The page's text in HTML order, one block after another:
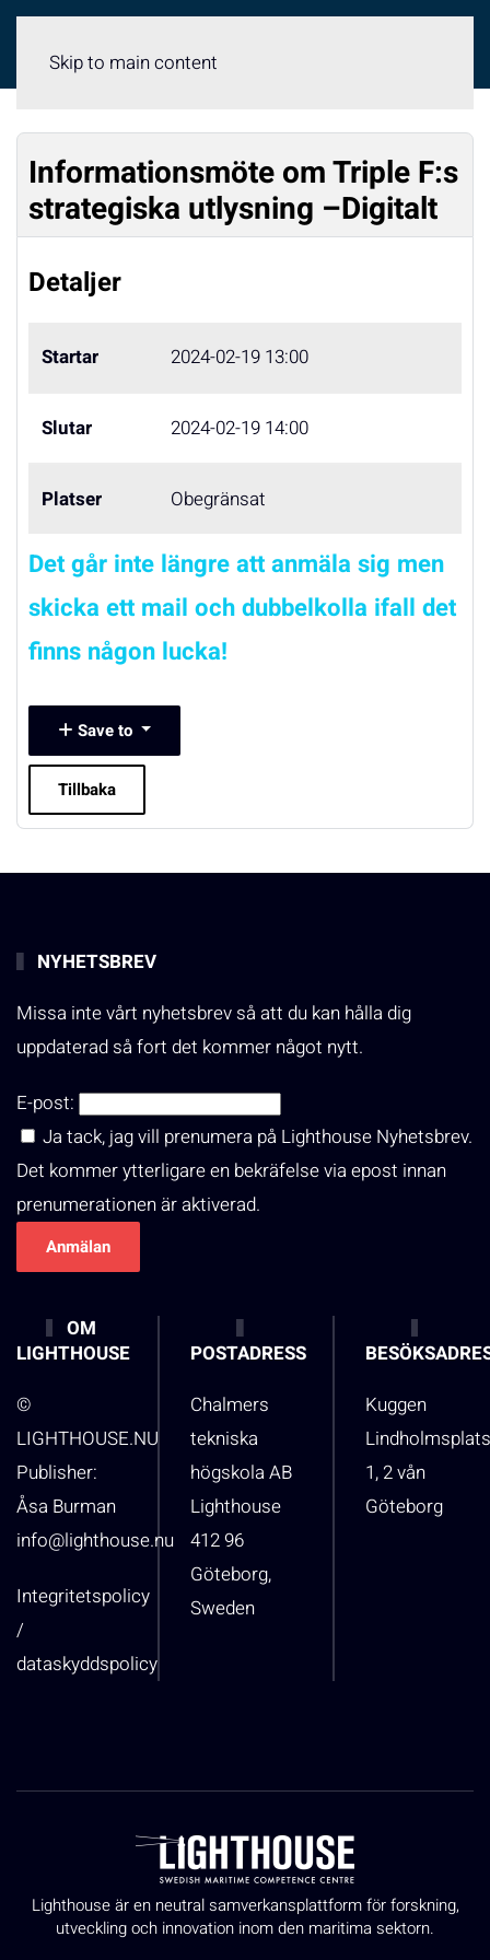
Skip to main content
Informationsmöte om Triple F:s
strategiska utlysning –Digitalt
Detaljer
Startar 2024-02-19 13:00
Slutar 2024-02-19 14:00
Platser Obegränsat
Det går inte längre att anmäla sig men
skicka ett mail och dubbelkolla ifall det
finns någon lucka!
Save to
Tillbaka
NYHETSBREV
Missa inte vårt nyhetsbrev så att du kan hålla dig
uppdaterad så fort det kommer något nytt.
E-post:
Ja tack, jag vill prenumera på Lighthouse Nyhetsbrev.
Det kommer ytterligare en bekräfelse via epost innan
prenumerationen är aktiverad.
OM
LIGHTHOUSE
©
LIGHTHOUSE.NU
Publisher:
Åsa Burman
info@lighthouse.nu
Integritetspolicy
/
dataskyddspolicy
POSTADRESS
Chalmers
tekniska
högskola AB
Lighthouse
412 96
Göteborg,
Sweden
Kuggen
1, 2 vån
Göteborg
Lighthouse är en neutral samverkansplattform för forskning,
utveckling och innovation inom den maritima sektorn.